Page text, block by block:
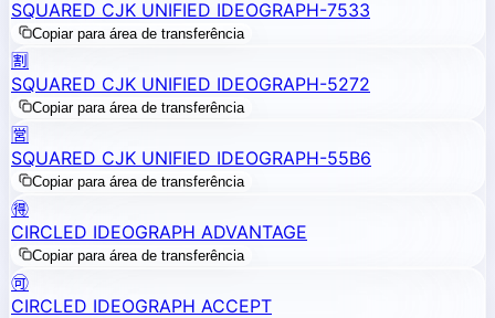
SQUARED CJK UNIFIED IDEOGRAPH-7533
Copiar para área de transferência
🈹
SQUARED CJK UNIFIED IDEOGRAPH-5272
Copiar para área de transferência
🈺
SQUARED CJK UNIFIED IDEOGRAPH-55B6
Copiar para área de transferência
🉐
CIRCLED IDEOGRAPH ADVANTAGE
Copiar para área de transferência
🉑
CIRCLED IDEOGRAPH ACCEPT